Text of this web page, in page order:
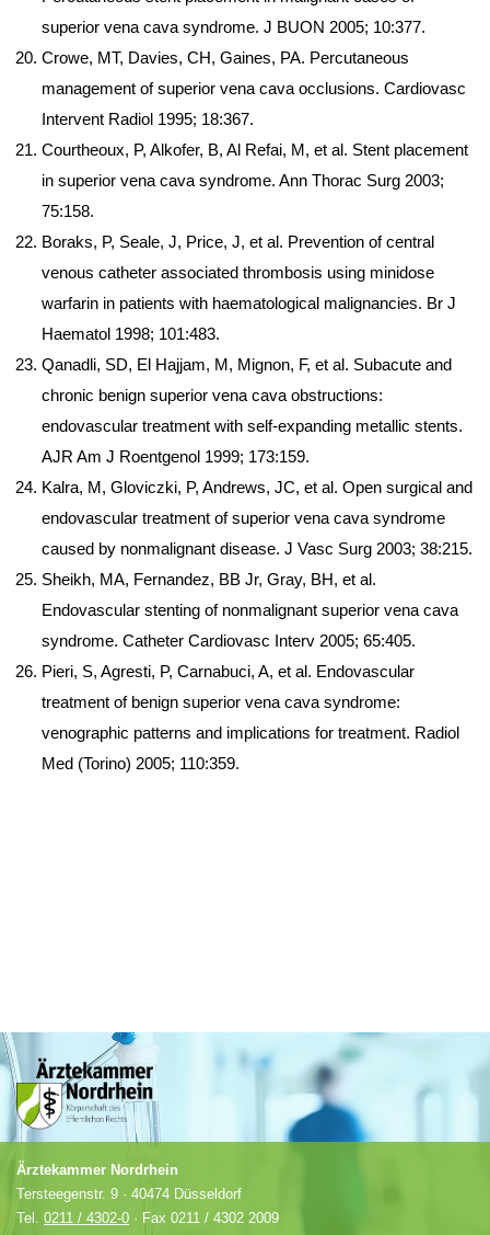
superior vena cava syndrome. J BUON 2005; 10:377.
Crowe, MT, Davies, CH, Gaines, PA. Percutaneous
management of superior vena cava occlusions. Cardiovasc
Intervent Radiol 1995; 18:367.
Courtheoux, P, Alkofer, B, Al Refai, M, et al. Stent placement
in superior vena cava syndrome. Ann Thorac Surg 2003;
75:158.
Boraks, P, Seale, J, Price, J, et al. Prevention of central
venous catheter associated thrombosis using minidose
warfarin in patients with haematological malignancies. Br J
Haematol 1998; 101:483.
Qanadli, SD, El Hajjam, M, Mignon, F, et al. Subacute and
chronic benign superior vena cava obstructions:
endovascular treatment with self-expanding metallic stents.
AJR Am J Roentgenol 1999; 173:159.
Kalra, M, Gloviczki, P, Andrews, JC, et al. Open surgical and
endovascular treatment of superior vena cava syndrome
caused by nonmalignant disease. J Vasc Surg 2003; 38:215.
Sheikh, MA, Fernandez, BB Jr, Gray, BH, et al.
Endovascular stenting of nonmalignant superior vena cava
syndrome. Catheter Cardiovasc Interv 2005; 65:405.
Pieri, S, Agresti, P, Carnabuci, A, et al. Endovascular
treatment of benign superior vena cava syndrome:
venographic patterns and implications for treatment. Radiol
Med (Torino) 2005; 110:359.
Ärztekammer Nordrhein
Tersteegenstr. 9 · 40474 Düsseldorf
Tel. 0211 / 4302-0 · Fax 0211 / 4302 2009